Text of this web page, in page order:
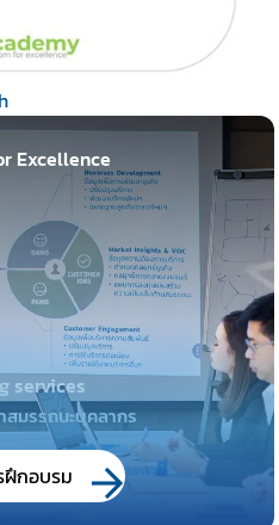
Excellence
services
มรรถนะบุคลากร
กอบรม